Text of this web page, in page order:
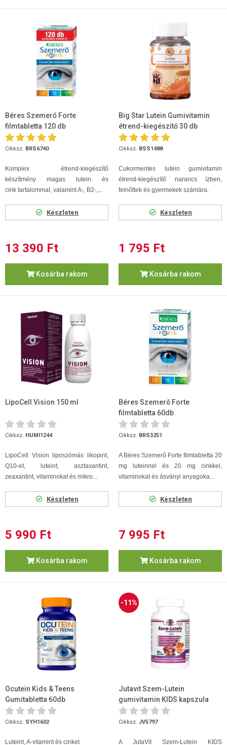
Béres Szemerő Forte
filmtabletta 120 db
Cikksz. BRS6740
Komplex étrend-kiegészítő
készítmény magas lutein és
cink tartalommal, valamint A-, B2-,...
Készleten
13 390 Ft
Kosárba rakom
Big Star Lutein Gumivitamin
étrend-kiegészítő 30 db
Cikksz. BSS1488
Cukormentes lutein gumivitamin
étrend-kiegészítő narancs ízben,
felnőttek és gyermekek számára.
Készleten
1 795 Ft
Kosárba rakom
LipoCell Vision 150 ml
Cikksz. HUMI1244
LipoCell Vision liposzómás likopint,
Q10-et, luteint, asztaxantint,
zeaxantint, vitaminokat és mikro...
Készleten
5 990 Ft
Kosárba rakom
Béres Szemerő Forte
filmtabletta 60db
Cikksz. BRS3251
A Béres Szemerő Forte filmtabletta 20
mg luteinnel és 20 mg cinkkel,
vitaminokat és ásványi anyagoka...
Készleten
7 995 Ft
Kosárba rakom
Ocutein Kids & Teens
Gumitabletta 60db
Cikksz. SYH1602
Luteint, A-vitamint és cinket
-11%
Jutavit Szem-Lutein
gumivitamin KIDS kapszula
60db
Cikksz. JV5797
A JutaVit Szem-Lutein KIDS